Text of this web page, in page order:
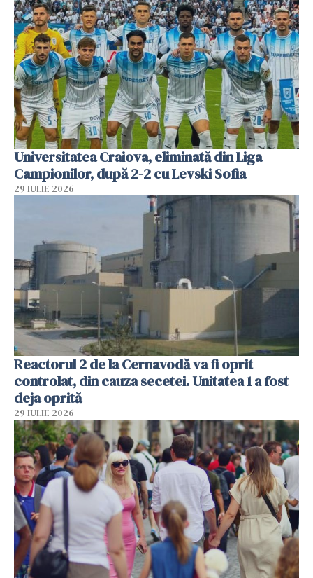
Universitatea Craiova, eliminată din Liga
Campionilor, după 2-2 cu Levski Sofia
29 IULIE 2026
Reactorul 2 de la Cernavodă va fi oprit
controlat, din cauza secetei. Unitatea 1 a fost
deja oprită
29 IULIE 2026